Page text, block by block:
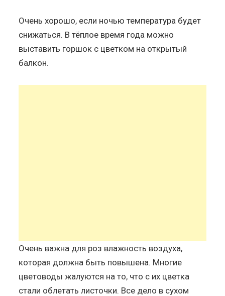
Очень хорошо, если ночью температура будет
снижаться. В тёплое время года можно
выставить горшок с цветком на открытый
балкон.
Очень важна для роз влажность воздуха,
которая должна быть повышена. Многие
цветоводы жалуются на то, что с их цветка
стали облетать листочки. Все дело в сухом